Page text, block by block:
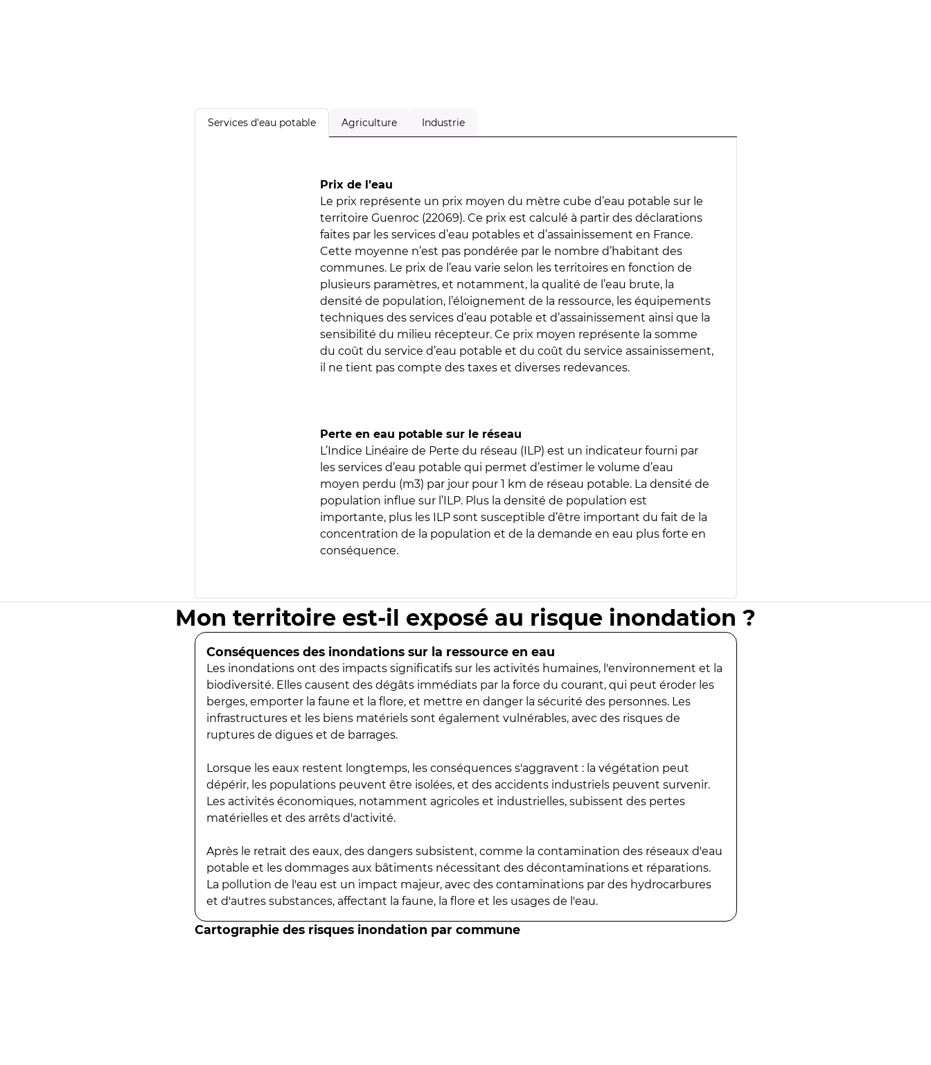
Services d'eau potable Agriculture Industrie
Prix de l’eau
Le prix représente un prix moyen du mètre cube d’eau potable sur le
territoire Guenroc (22069). Ce prix est calculé à partir des déclarations
faites par les services d’eau potables et d’assainissement en France.
Cette moyenne n’est pas pondérée par le nombre d’habitant des
communes. Le prix de l’eau varie selon les territoires en fonction de
plusieurs paramètres, et notamment, la qualité de l’eau brute, la
densité de population, l’éloignement de la ressource, les équipements
techniques des services d’eau potable et d’assainissement ainsi que la
sensibilité du milieu récepteur. Ce prix moyen représente la somme
du coût du service d’eau potable et du coût du service assainissement,
il ne tient pas compte des taxes et diverses redevances.
Perte en eau potable sur le réseau
L’Indice Linéaire de Perte du réseau (ILP) est un indicateur fourni par
les services d’eau potable qui permet d’estimer le volume d’eau
moyen perdu (m3) par jour pour 1 km de réseau potable. La densité de
population influe sur l’ILP. Plus la densité de population est
importante, plus les ILP sont susceptible d’être important du fait de la
concentration de la population et de la demande en eau plus forte en
conséquence.
Mon territoire est-il exposé au risque inondation ?
Conséquences des inondations sur la ressource en eau
Les inondations ont des impacts significatifs sur les activités humaines, l'environnement et la
biodiversité. Elles causent des dégâts immédiats par la force du courant, qui peut éroder les
berges, emporter la faune et la flore, et mettre en danger la sécurité des personnes. Les
infrastructures et les biens matériels sont également vulnérables, avec des risques de
ruptures de digues et de barrages.
Lorsque les eaux restent longtemps, les conséquences s'aggravent : la végétation peut
dépérir, les populations peuvent être isolées, et des accidents industriels peuvent survenir.
Les activités économiques, notamment agricoles et industrielles, subissent des pertes
matérielles et des arrêts d'activité.
Après le retrait des eaux, des dangers subsistent, comme la contamination des réseaux d'eau
potable et les dommages aux bâtiments nécessitant des décontaminations et réparations.
La pollution de l'eau est un impact majeur, avec des contaminations par des hydrocarbures
et d'autres substances, affectant la faune, la flore et les usages de l'eau.
Cartographie des risques inondation par commune